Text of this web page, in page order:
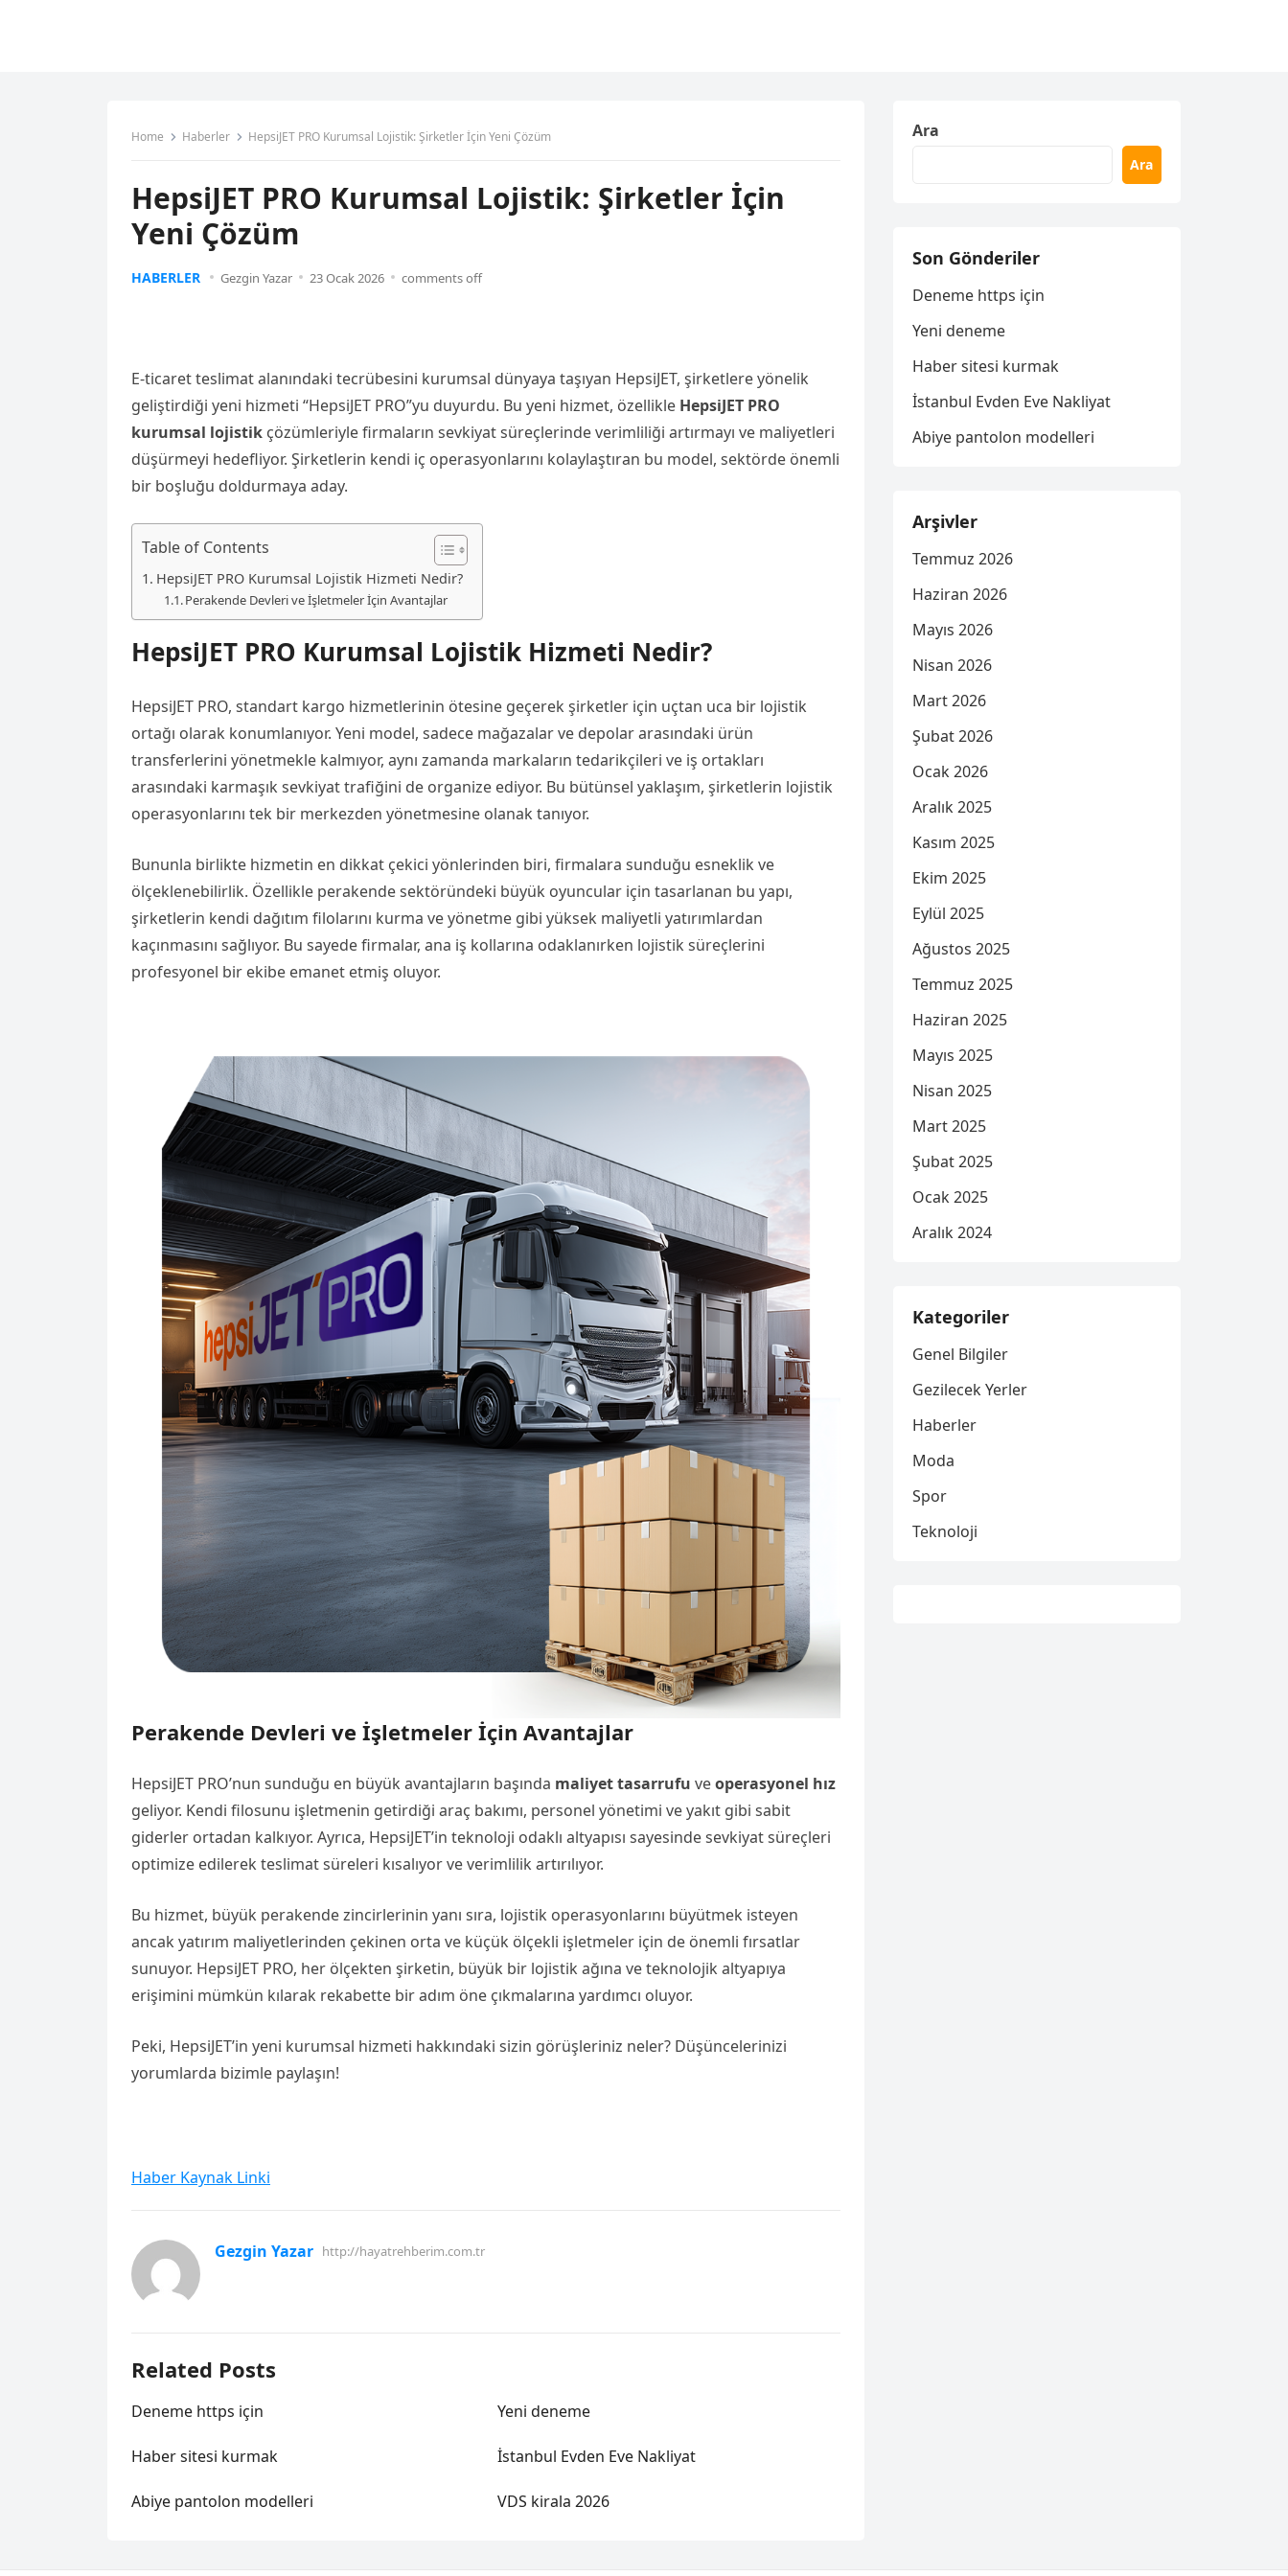
Home Haberler HepsiJET PRO Kurumsal Lojistik: Şirketler İçin Yeni Çözüm
HepsiJET PRO Kurumsal Lojistik: Şirketler İçin
Yeni Çözüm
HABERLER Gezgin Yazar 23 Ocak 2026 comments off
E-ticaret teslimat alanındaki tecrübesini kurumsal dünyaya taşıyan HepsiJET, şirketlere yönelik
geliştirdiği yeni hizmeti “HepsiJET PRO”yu duyurdu. Bu yeni hizmet, özellikle HepsiJET PRO
kurumsal lojistik çözümleriyle firmaların sevkiyat süreçlerinde verimliliği artırmayı ve maliyetleri
düşürmeyi hedefliyor. Şirketlerin kendi iç operasyonlarını kolaylaştıran bu model, sektörde önemli
bir boşluğu doldurmaya aday.
Table of Contents
HepsiJET PRO Kurumsal Lojistik Hizmeti Nedir?
Perakende Devleri ve İşletmeler İçin Avantajlar
HepsiJET PRO Kurumsal Lojistik Hizmeti Nedir?
HepsiJET PRO, standart kargo hizmetlerinin ötesine geçerek şirketler için uçtan uca bir lojistik
ortağı olarak konumlanıyor. Yeni model, sadece mağazalar ve depolar arasındaki ürün
transferlerini yönetmekle kalmıyor, aynı zamanda markaların tedarikçileri ve iş ortakları
arasındaki karmaşık sevkiyat trafiğini de organize ediyor. Bu bütünsel yaklaşım, şirketlerin lojistik
operasyonlarını tek bir merkezden yönetmesine olanak tanıyor.
Bununla birlikte hizmetin en dikkat çekici yönlerinden biri, firmalara sunduğu esneklik ve
ölçeklenebilirlik. Özellikle perakende sektöründeki büyük oyuncular için tasarlanan bu yapı,
şirketlerin kendi dağıtım filolarını kurma ve yönetme gibi yüksek maliyetli yatırımlardan
kaçınmasını sağlıyor. Bu sayede firmalar, ana iş kollarına odaklanırken lojistik süreçlerini
profesyonel bir ekibe emanet etmiş oluyor.
Perakende Devleri ve İşletmeler İçin Avantajlar
HepsiJET PRO’nun sunduğu en büyük avantajların başında maliyet tasarrufu veoperasyonel hız
geliyor. Kendi filosunu işletmenin getirdiği araç bakımı, personel yönetimi ve yakıt gibi sabit
giderler ortadan kalkıyor. Ayrıca, HepsiJET’in teknoloji odaklı altyapısı sayesinde sevkiyat süreçleri
optimize edilerek teslimat süreleri kısalıyor ve verimlilik artırılıyor.
Bu hizmet, büyük perakende zincirlerinin yanı sıra, lojistik operasyonlarını büyütmek isteyen
ancak yatırım maliyetlerinden çekinen orta ve küçük ölçekli işletmeler için de önemli fırsatlar
sunuyor. HepsiJET PRO, her ölçekten şirketin, büyük bir lojistik ağına ve teknolojik altyapıya
erişimini mümkün kılarak rekabette bir adım öne çıkmalarına yardımcı oluyor.
Peki, HepsiJET’in yeni kurumsal hizmeti hakkındaki sizin görüşleriniz neler? Düşüncelerinizi
yorumlarda bizimle paylaşın!
Haber Kaynak Linki
Gezgin Yazar http://hayatrehberim.com.tr
Related Posts
Deneme https için Yeni deneme
Haber sitesi kurmak İstanbul Evden Eve Nakliyat
Abiye pantolon modelleri VDS kirala 2026
Ara
Ara
Son Gönderiler
Deneme https için
Yeni deneme
Haber sitesi kurmak
İstanbul Evden Eve Nakliyat
Abiye pantolon modelleri
Arşivler
Temmuz 2026
Haziran 2026
Mayıs 2026
Nisan 2026
Mart 2026
Şubat 2026
Ocak 2026
Aralık 2025
Kasım 2025
Ekim 2025
Eylül 2025
Ağustos 2025
Temmuz 2025
Haziran 2025
Mayıs 2025
Nisan 2025
Mart 2025
Şubat 2025
Ocak 2025
Aralık 2024
Kategoriler
Genel Bilgiler
Gezilecek Yerler
Haberler
Moda
Spor
Teknoloji